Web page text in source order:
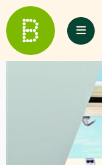
Inicio/Ventanas